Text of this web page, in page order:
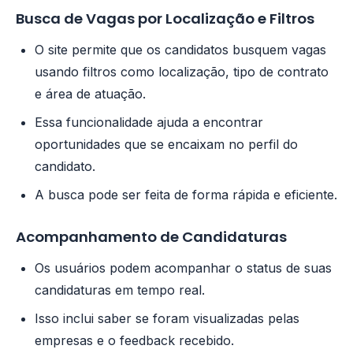
Busca de Vagas por Localização e Filtros
O site permite que os candidatos busquem vagas
usando filtros como localização, tipo de contrato
e área de atuação.
Essa funcionalidade ajuda a encontrar
oportunidades que se encaixam no perfil do
candidato.
A busca pode ser feita de forma rápida e eficiente.
Acompanhamento de Candidaturas
Os usuários podem acompanhar o status de suas
candidaturas em tempo real.
Isso inclui saber se foram visualizadas pelas
empresas e o feedback recebido.